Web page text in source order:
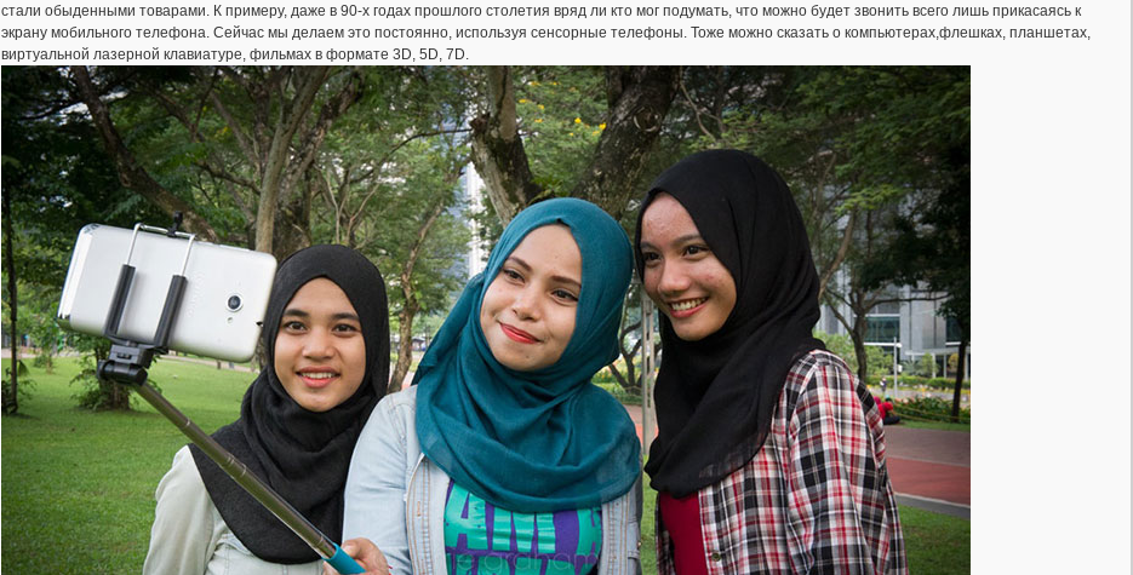
стали обыденными товарами. К примеру, даже в 90-х годах прошлого столетия вряд ли кто мог подумать, что можно будет звонить всего лишь прикасаясь к
экрану мобильного телефона. Сейчас мы делаем это постоянно, используя сенсорные телефоны. Тоже можно сказать о компьютерах,флешках, планшетах,
виртуальной лазерной клавиатуре, фильмах в формате 3D, 5D, 7D.